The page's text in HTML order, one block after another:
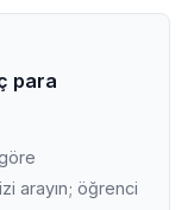
para
arayın; öğrenci